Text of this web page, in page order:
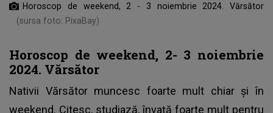
Horoscop de weekend, 2 - 3 noiembrie 2024. Vărsător
(sursa foto: PixaBay)
Horoscop de weekend, 2- 3 noiembrie
2024. Vărsător
Nativii Vărsător muncesc foarte mult chiar și în
weekend. Citesc, studiază, învață foarte mult pentru